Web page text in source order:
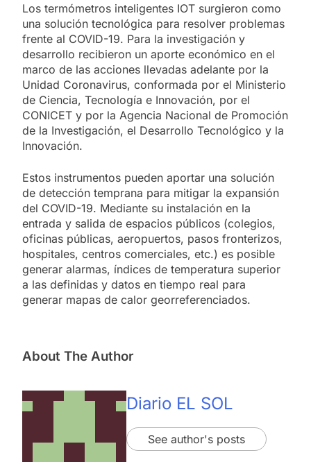
Los termómetros inteligentes IOT surgieron como
una solución tecnológica para resolver problemas
frente al COVID-19. Para la investigación y
desarrollo recibieron un aporte económico en el
marco de las acciones llevadas adelante por la
Unidad Coronavirus, conformada por el Ministerio
de Ciencia, Tecnología e Innovación, por el
CONICET y por la Agencia Nacional de Promoción
de la Investigación, el Desarrollo Tecnológico y la
Innovación.
Estos instrumentos pueden aportar una solución
de detección temprana para mitigar la expansión
del COVID-19. Mediante su instalación en la
entrada y salida de espacios públicos (colegios,
oficinas públicas, aeropuertos, pasos fronterizos,
hospitales, centros comerciales, etc.) es posible
generar alarmas, índices de temperatura superior
a las definidas y datos en tiempo real para
generar mapas de calor georreferenciados.
About The Author
Diario EL SOL
See author's posts